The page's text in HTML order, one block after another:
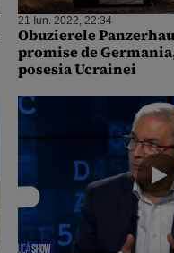
21 Iun. 2022, 22:34
Obuzierele
promise de
posesia Ucrainei